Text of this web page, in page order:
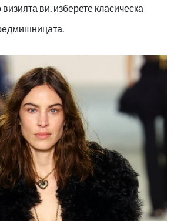
ви, изберете класическа